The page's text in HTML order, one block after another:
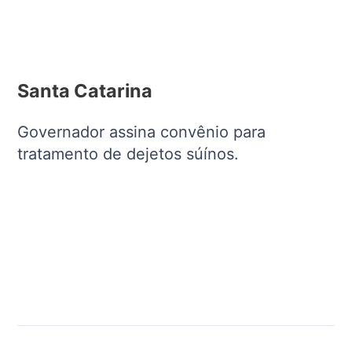
Santa Catarina
Governador assina convênio para
tratamento de dejetos súínos.